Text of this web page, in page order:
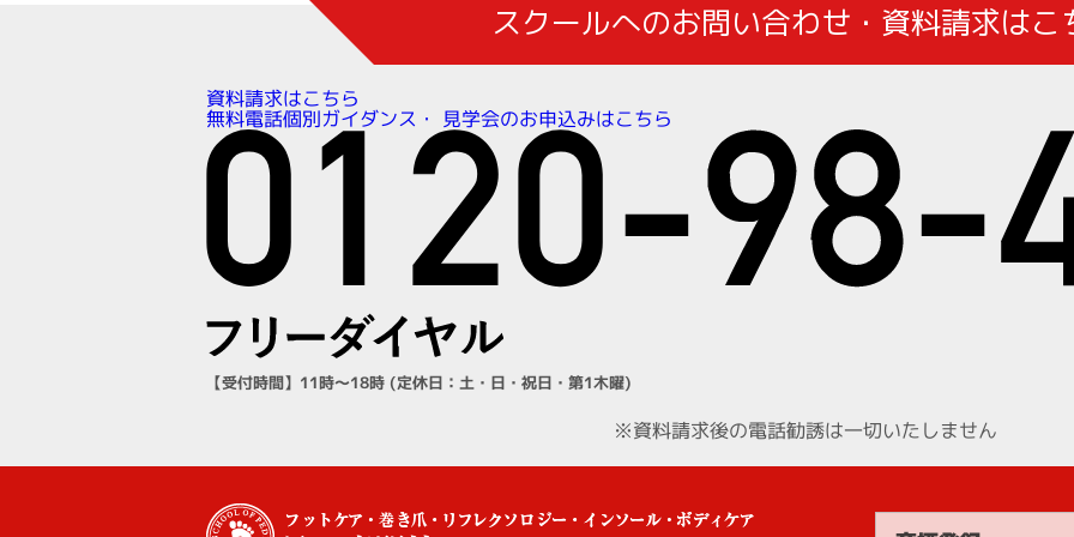
スクールへのお問い合わせ・資料請求はこ
資料請求はこちら
無料電話個別ガイダンス・ 見学会のお申込みはこちら
【受付時間】11時～18時 (定休日：土・日・祝日・第1木曜)
※資料請求後の電話勧誘は一切いたしません